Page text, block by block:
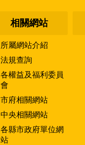
相關網站
所屬網站介紹
法規查詢
各權益及福利委員
會
市府相關網站
中央相關網站
各縣市政府單位網
站